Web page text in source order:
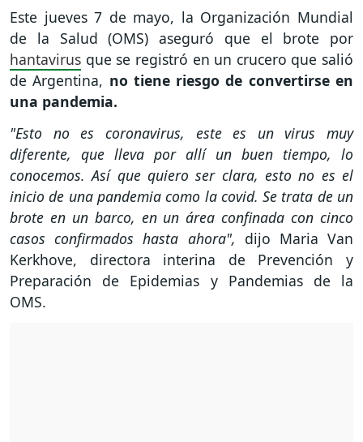
Este jueves 7 de mayo, la Organización Mundial
de la Salud (OMS) aseguró que el brote por
hantavirus que se registró en un crucero que salió
de Argentina, no tiene riesgo de convertirse en
una pandemia.
"Esto no es coronavirus, este es un virus muy
diferente, que lleva por allí un buen tiempo, lo
conocemos. Así que quiero ser clara, esto no es el
inicio de una pandemia como la covid. Se trata de un
brote en un barco, en un área confinada con cinco
casos confirmados hasta ahora", dijo Maria Van
Kerkhove, directora interina de Prevención y
Preparación de Epidemias y Pandemias de la
OMS.